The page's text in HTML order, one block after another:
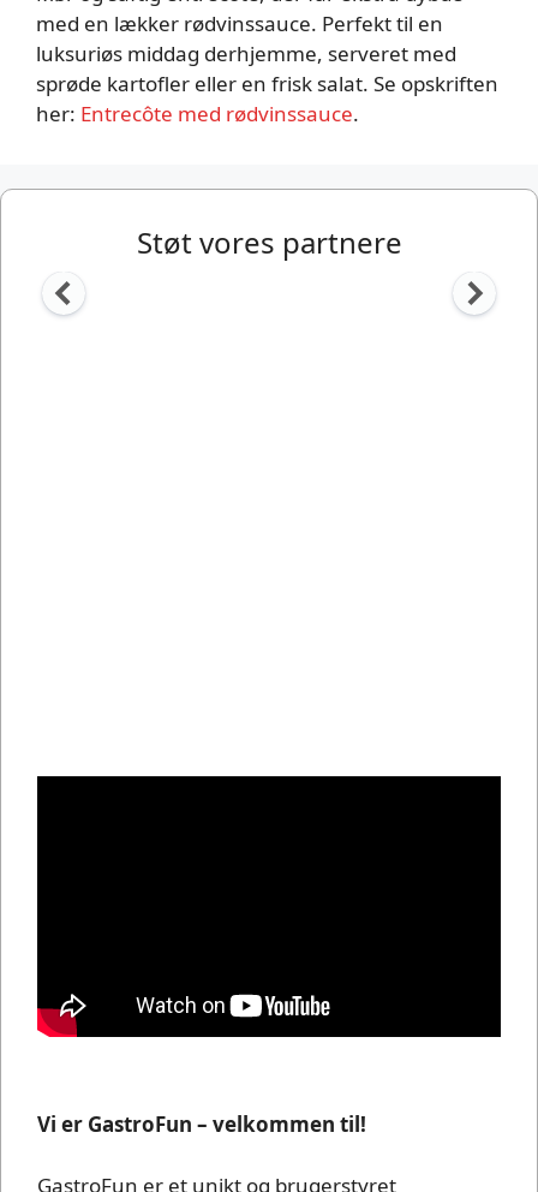
med en lækker rødvinssauce. Perfekt til en
luksuriøs middag derhjemme, serveret med
sprøde kartofler eller en frisk salat. Se opskriften
her: Entrecôte med rødvinssauce.
Støt vores partnere
Vi er GastroFun – velkommen til!
GastroFun er et unikt og brugerstyret